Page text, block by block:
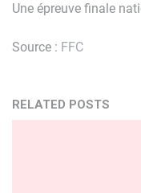
Une épreuve finale
Source : FFC
RELATED POSTS